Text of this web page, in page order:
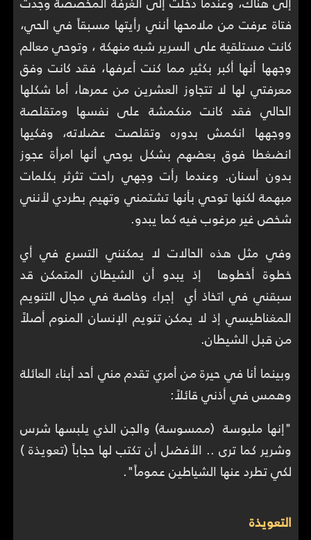
فتاة عرفت من ملامحها أنني رأيتها مسبقاً في الحي،
كانت مستلقية على السرير شبه منهكة ، وتوحي معالم
وجهها أنها أكبر بكثير مما كنت أعرفها، فقد كانت وفق
معرفتي لها لا تتجاوز العشرين من عمرها، أما شكلها
الحالي فقد كانت منكمشة على نفسها ومتقلصة
ووجهها انكمش بدوره وتقلصت عضلاته، وفكيها
انضغطا فوق بعضهم بشكل يوحي أنها امرأة عجوز
بدون أسنان. وعندما رأت وجهي راحت تثرثر بكلمات
مبهمة لكنها توحي بأنها تشتمني وتهيم بطردي لأنني
شخص غير مرغوب فيه كما يبدو.
وفي مثل هذه الحالات لا يمكنني التسرع في أي
خطوة أخطوها إذ يبدو أن الشيطان المتمكن قد
سبقني في اتخاذ أي إجراء وخاصة في مجال التنويم
المغناطيسي إذ لا يمكن تنويم الإنسان المنوم أصلاً
من قبل الشيطان.
وبينما أنا في حيرة من أمري تقدم مني أحد أبناء العائلة
وهمس في أذني قائلاً:
"إنها ملبوسة (ممسوسة) والجن الذي يلبسها شرس
وشرير كما ترى .. الأفضل أن تكتب لها حجاباً (تعويذة )
لكي تطرد عنها الشياطين عموماً".
التعويذة